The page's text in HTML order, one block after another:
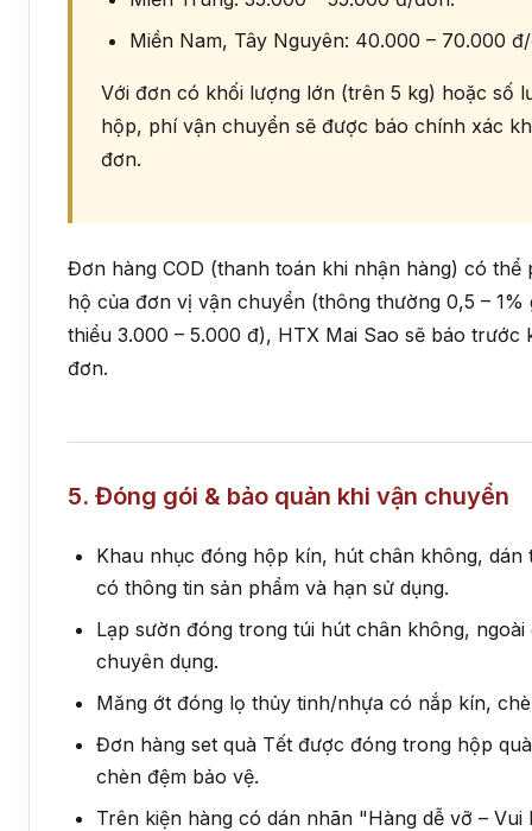
Miền Nam, Tây Nguyên: 40.000 – 70.000
Với đơn có khối lượng lớn (trên 5 kg) hoặc số
hộp, phí vận chuyển sẽ được báo chính xác
đơn.
Đơn hàng COD (thanh toán khi nhận hàng) có thể
hộ của đơn vị vận chuyển (thông thường 0,5 – 1%
thiểu 3.000 – 5.000 đ), HTX Mai Sao sẽ báo trước
đơn.
5. Đóng gói & bảo quản khi vận chuyển
Khau nhục đóng hộp kín, hút chân không, dán
có thông tin sản phẩm và hạn sử dụng.
Lạp sườn đóng trong túi hút chân không,
chuyên dụng.
Măng ớt đóng lọ thủy tinh/nhựa có nắp kín,
Đơn hàng set quà Tết được đóng trong hộp
chèn đệm bảo vệ.
Trên kiện hàng có dán nhãn "Hàng dễ vỡ –